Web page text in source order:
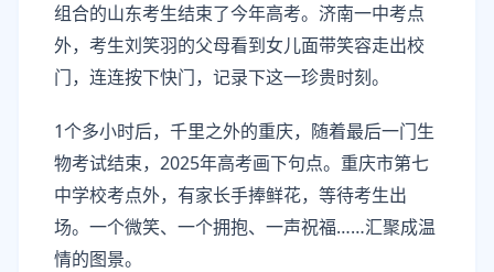
组合的山东考生结束了今年高考。济南一中考点
外，考生刘笑羽的父母看到女儿面带笑容走出校
门，连连按下快门，记录下这一珍贵时刻。
1个多小时后，千里之外的重庆，随着最后一门生
物考试结束，2025年高考画下句点。重庆市第七
中学校考点外，有家长手捧鲜花，等待考生出
场。一个微笑、一个拥抱、一声祝福……汇聚成温
情的图景。